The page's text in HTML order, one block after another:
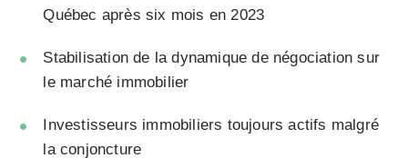
Québec après six mois en 2023
Stabilisation de la dynamique de négociation sur
le marché immobilier
Investisseurs immobiliers toujours actifs malgré
la conjoncture